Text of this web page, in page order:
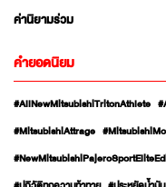
ค่านิยามร่วม
คำยอดนิยม
#AllNewMitsubishiTritonAthlete
#MitsubishiAttrage